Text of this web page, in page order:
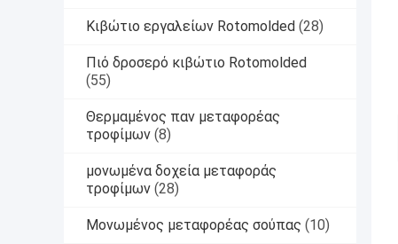
Κιβώτιο εργαλείων Rotomolded (28)
Πιό δροσερό κιβώτιο Rotomolded
(55)
Θερμαμένος παν μεταφορέας
τροφίμων (8)
μονωμένα δοχεία μεταφοράς
τροφίμων (28)
Μονωμένος μεταφορέας σούπας (10)